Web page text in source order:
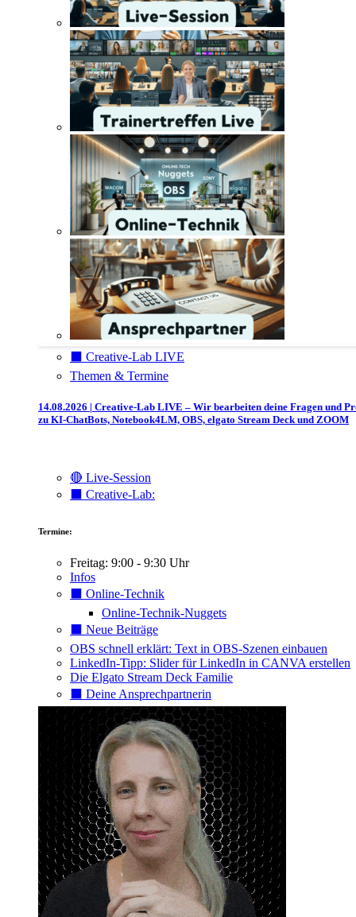
⬛️ Creative-Lab LIVE
Themen & Termine
14.08.2026 | Creative-Lab LIVE – Wir bearbeiten deine Fragen und
zu KI-ChatBots, Notebook4LM, OBS, elgato Stream Deck und ZOOM
🔴 Live-Session
⬛️ Creative-Lab:
Termine:
Freitag: 9:00 - 9:30 Uhr
Infos
⬛️ Online-Technik
Online-Technik-Nuggets
⬛️ Neue Beiträge
OBS schnell erklärt: Text in OBS-Szenen einbauen
LinkedIn-Tipp: Slider für LinkedIn in CANVA erstellen
Die Elgato Stream Deck Familie
⬛️ Deine Ansprechpartnerin